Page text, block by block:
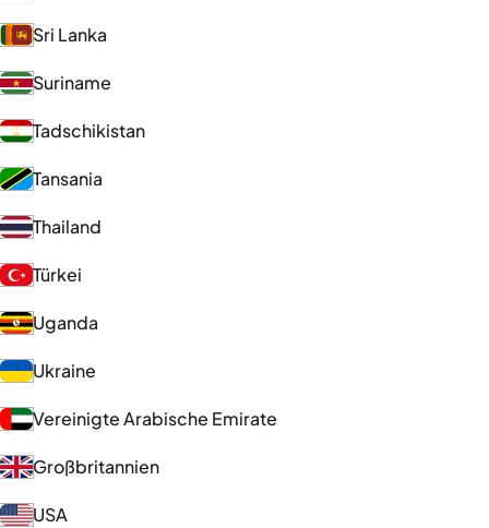
Sri Lanka
Suriname
Tadschikistan
Tansania
Thailand
Türkei
Uganda
Ukraine
Vereinigte Arabische Emirate
Großbritannien
USA